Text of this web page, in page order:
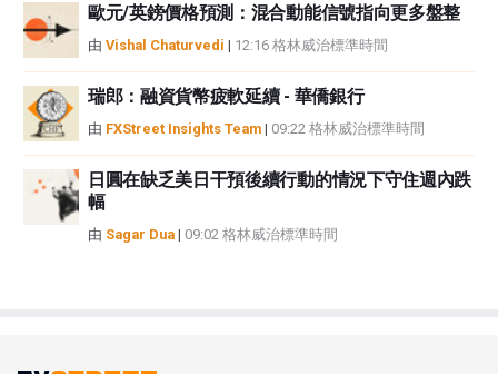
歐元/英鎊價格預測：混合動能信號指向更多盤整
由 Vishal Chaturvedi | 12:16 格林威治標準時間
瑞郎：融資貨幣疲軟延續 - 華僑銀行
由 FXStreet Insights Team | 09:22 格林威治標準時間
日圓在缺乏美日干預後續行動的情況下守住週內跌
幅
由 Sagar Dua | 09:02 格林威治標準時間